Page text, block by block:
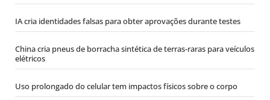
IA cria identidades falsas para obter aprovações durante testes
China cria pneus de borracha sintética de terras-raras para veículos
elétricos
Uso prolongado do celular tem impactos físicos sobre o corpo